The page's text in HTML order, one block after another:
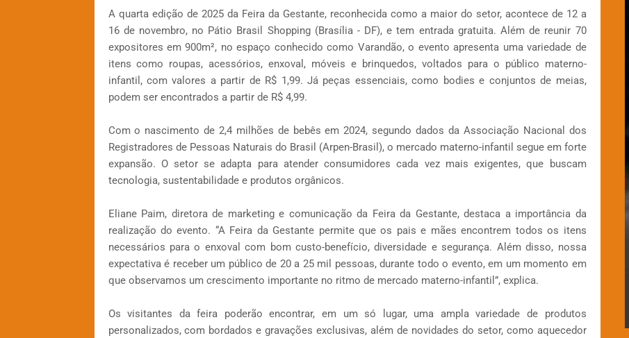
A quarta edição de 2025 da Feira da Gestante, reconhecida como a maior do setor, acontece de 12 a
16 de novembro, no Pátio Brasil Shopping (Brasília - DF), e tem entrada gratuita. Além de reunir 70
expositores em 900m², no espaço conhecido como Varandão, o evento apresenta uma variedade de
itens como roupas, acessórios, enxoval, móveis e brinquedos, voltados para o público materno-
infantil, com valores a partir de R$ 1,99. Já peças essenciais, como bodies e conjuntos de meias,
podem ser encontrados a partir de R$ 4,99.
Com o nascimento de 2,4 milhões de bebês em 2024, segundo dados da Associação Nacional dos
Registradores de Pessoas Naturais do Brasil (Arpen-Brasil), o mercado materno-infantil segue em forte
expansão. O setor se adapta para atender consumidores cada vez mais exigentes, que buscam
tecnologia, sustentabilidade e produtos orgânicos.
Eliane Paim, diretora de marketing e comunicação da Feira da Gestante, destaca a importância da
realização do evento. “A Feira da Gestante permite que os pais e mães encontrem todos os itens
necessários para o enxoval com bom custo-benefício, diversidade e segurança. Além disso, nossa
expectativa é receber um público de 20 a 25 mil pessoas, durante todo o evento, em um momento em
que observamos um crescimento importante no ritmo de mercado materno-infantil”, explica.
Os visitantes da feira poderão encontrar, em um só lugar, uma ampla variedade de produtos
personalizados, com bordados e gravações exclusivas, além de novidades do setor, como aquecedor